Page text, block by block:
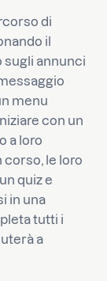
di
il
sugli annunci
menu
con un
a loro
le loro
quiz e
in una
tutti i
a